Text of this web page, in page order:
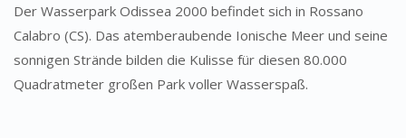
Der Wasserpark Odissea 2000 befindet sich in Rossano
Calabro (CS). Das atemberaubende Ionische Meer und seine
sonnigen Strände bilden die Kulisse für diesen 80.000
Quadratmeter großen Park voller Wasserspaß.